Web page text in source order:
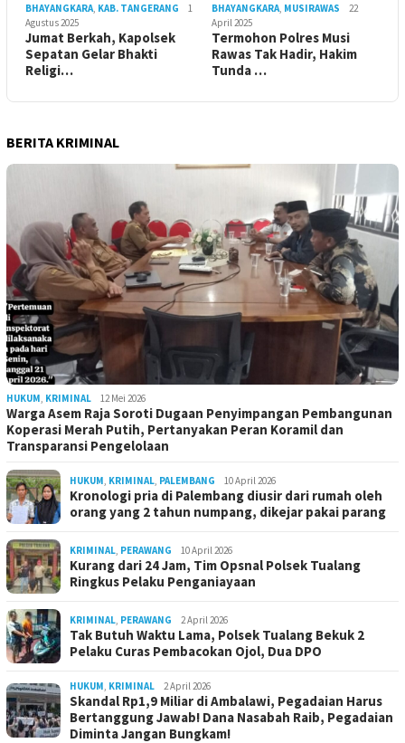
BHAYANGKARA KAB. TANGERANG
1
Agustus 2025
Jumat Berkah, Kapolsek
Sepatan Gelar Bhakti
Religi…
BHAYANGKARA MUSIRAWAS
22
April 2025
Termohon Polres Musi
Rawas Tak Hadir, Hakim
Tunda …
BERITA KRIMINAL
HUKUM KRIMINAL 12 Mei 2026
Warga Asem Raja Soroti Dugaan Penyimpangan Pembangunan
Koperasi Merah Putih, Pertanyakan Peran Koramil dan
Transparansi Pengelolaan
HUKUM KRIMINAL PALEMBANG 10 April 2026
Kronologi pria di Palembang diusir dari rumah oleh
orang yang 2 tahun numpang, dikejar pakai parang
KRIMINAL PERAWANG 10 April 2026
Kurang dari 24 Jam, Tim Opsnal Polsek Tualang
Ringkus Pelaku Penganiayaan
KRIMINAL PERAWANG 2 April 2026
Tak Butuh Waktu Lama, Polsek Tualang Bekuk 2
Pelaku Curas Pembacokan Ojol, Dua DPO
HUKUM KRIMINAL 2 April 2026
Skandal Rp1,9 Miliar di Ambalawi, Pegadaian Harus
Bertanggung Jawab! Dana Nasabah Raib, Pegadaian
Diminta Jangan Bungkam!